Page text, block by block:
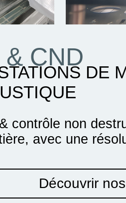
contrôle non
avec une
Découvrir
& CND
DE